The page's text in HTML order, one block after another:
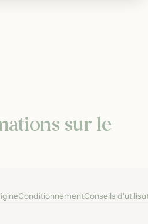
sur le
ConditionnementConseils